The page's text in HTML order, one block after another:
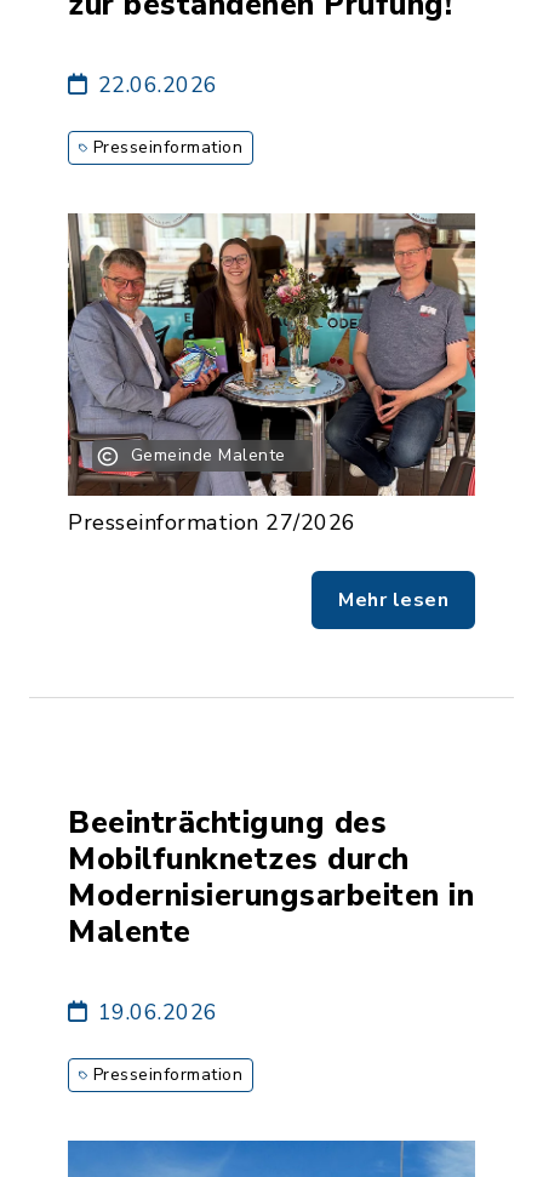
22.06.2026
Presseinformation
Gemeinde Malente
Presseinformation 27/2026
Mehr lesen
Beeinträchtigung des
Mobilfunknetzes durch
Modernisierungsarbeiten in
Malente
19.06.2026
Presseinformation